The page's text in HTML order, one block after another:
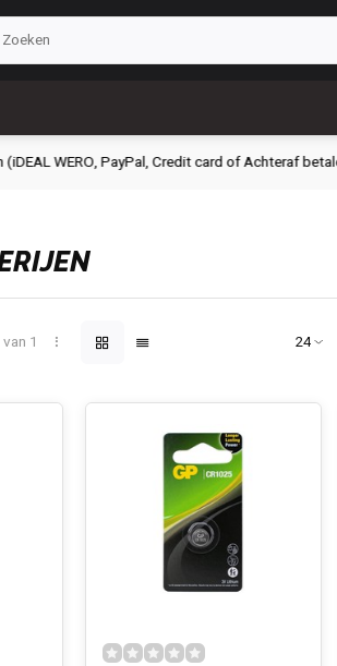
WERO, PayPal, Credit card of Achteraf betalen)
1